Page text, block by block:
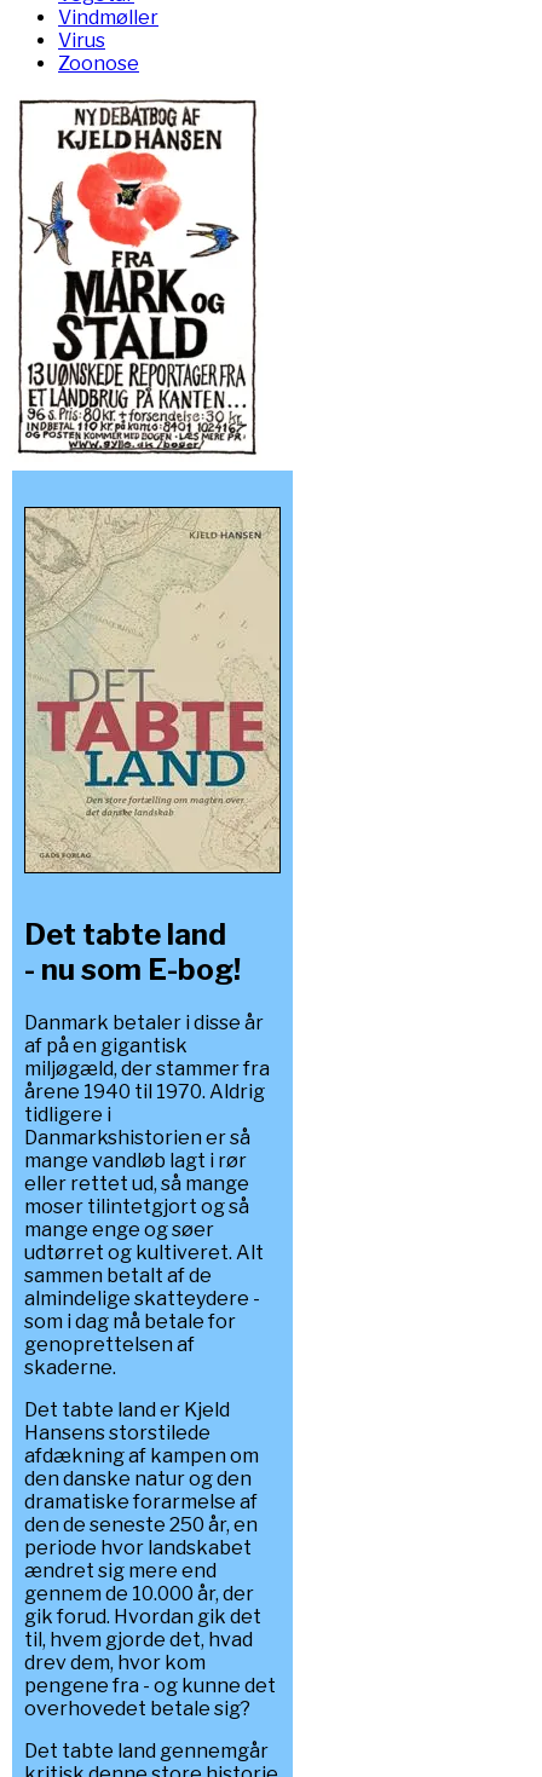
Vindmøller
Virus
Zoonose
Det tabte land
- nu som E-bog!
Danmark betaler i disse år
af på en gigantisk
miljøgæld, der stammer fra
årene 1940 til 1970. Aldrig
tidligere i
Danmarkshistorien er så
mange vandløb lagt i rør
eller rettet ud, så mange
moser tilintetgjort og så
mange enge og søer
udtørret og kultiveret. Alt
sammen betalt af de
almindelige skatteydere -
som i dag må betale for
genoprettelsen af
skaderne.
Det tabte land er Kjeld
Hansens storstilede
afdækning af kampen om
den danske natur og den
dramatiske forarmelse af
den de seneste 250 år, en
periode hvor landskabet
ændret sig mere end
gennem de 10.000 år, der
gik forud. Hvordan gik det
til, hvem gjorde det, hvad
drev dem, hvor kom
pengene fra - og kunne det
overhovedet betale sig?
Det tabte land gennemgår